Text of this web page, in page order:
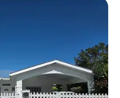
на гостите“